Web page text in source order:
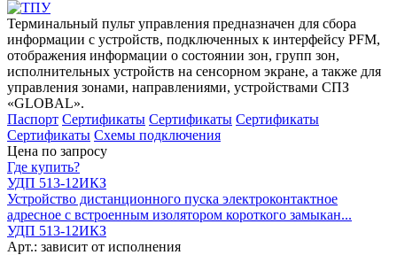
Терминальный пульт управления предназначен для сбора
информации с устройств, подключенных к интерфейсу PFM,
отображения информации о состоянии зон, групп зон,
исполнительных устройств на сенсорном экране, а также для
управления зонами, направлениями, устройствами СПЗ
«GLOBAL».
Паспорт Сертификаты Сертификаты Сертификаты
Сертификаты Схемы подключения
Цена по запросу
Где купить?
УДП 513-12ИКЗ
Устройство дистанционного пуска электроконтактное
адресное с встроенным изолятором короткого замыкан...
УДП 513-12ИКЗ
Арт.: зависит от исполнения